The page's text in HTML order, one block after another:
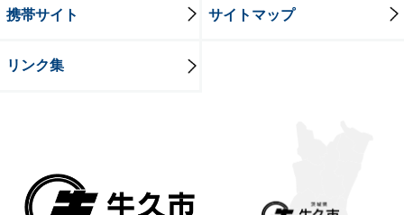
携帯サイト サイトマップ
リンク集